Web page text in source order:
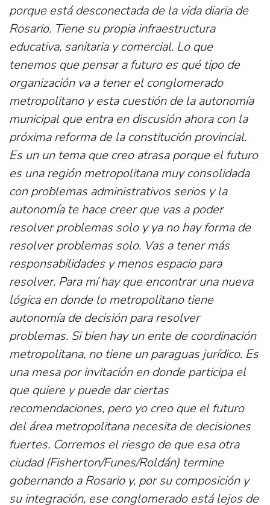
porque está desconectada de la vida diaria de
Rosario. Tiene su propia infraestructura
educativa, sanitaria y comercial. Lo que
tenemos que pensar a futuro es qué tipo de
organización va a tener el conglomerado
metropolitano y esta cuestión de la autonomía
municipal que entra en discusión ahora con la
próxima reforma de la constitución provincial.
Es un un tema que creo atrasa porque el futuro
es una región metropolitana muy consolidada
con problemas administrativos serios y la
autonomía te hace creer que vas a poder
resolver problemas solo y ya no hay forma de
resolver problemas solo. Vas a tener más
responsabilidades y menos espacio para
resolver. Para mí hay que encontrar una nueva
lógica en donde lo metropolitano tiene
autonomía de decisión para resolver
problemas. Si bien hay un ente de coordinación
metropolitana, no tiene un paraguas jurídico. Es
una mesa por invitación en donde participa el
que quiere y puede dar ciertas
recomendaciones, pero yo creo que el futuro
del área metropolitana necesita de decisiones
fuertes. Corremos el riesgo de que esa otra
ciudad (Fisherton/Funes/Roldán) termine
gobernando a Rosario y, por su composición y
su integración, ese conglomerado está lejos de